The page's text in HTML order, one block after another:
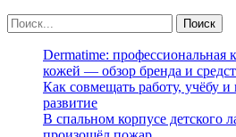
Dermatime: профессиональная
кожей — обзор бренда и
Как совмещать работу, учёбу
развитие
В спальном корпусе детского